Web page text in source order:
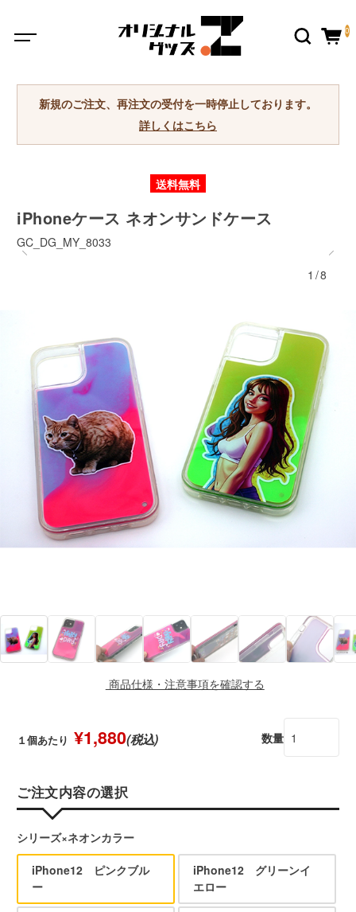
0
新規のご注文、再注文の受付を一時停止しております。
詳しくはこちら
送料無料
iPhoneケース ネオンサンドケース
GC_DG_MY_8033
1/8
商品仕様・注意事項を確認する
１個あたり ¥1,880(税込) 数量
ご注文内容の選択
シリーズ×ネオンカラー
iPhone12 ピンクブル
ー
iPhone12 グリーンイ
エロー